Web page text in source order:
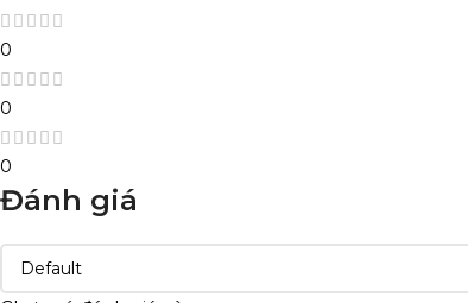
0
0
0
Đánh giá